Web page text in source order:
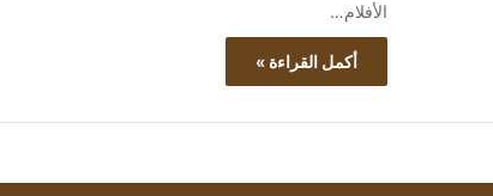
الأفلام…
أكمل القراءة »